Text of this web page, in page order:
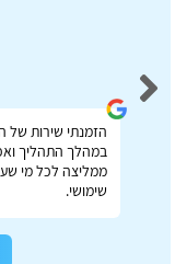
הזמנתי שירות
במהלך התהליך
ממליצה לכל מי
שימושי.